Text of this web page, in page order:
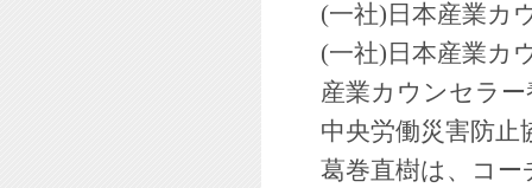
(一社)日本産業カ
(一社)日本産業カ
産業カウンセラ
中央労働災害防止
葛巻直樹は、コ